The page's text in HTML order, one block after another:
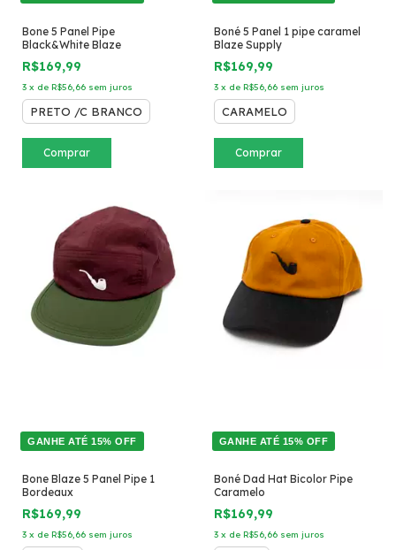
Bone 5 Panel Pipe
Black&White Blaze
R$169,99
3 x de R$56,66 sem juros
PRETO /C BRANCO
Comprar
Boné 5 Panel 1 pipe caramel
Blaze Supply
R$169,99
3 x de R$56,66 sem juros
CARAMELO
Comprar
GANHE ATÉ 15% OFF
Bone Blaze 5 Panel Pipe 1
Bordeaux
R$169,99
3 x de R$56,66 sem juros
GANHE ATÉ 15% OFF
Boné Dad Hat Bicolor Pipe
Caramelo
R$169,99
3 x de R$56,66 sem juros